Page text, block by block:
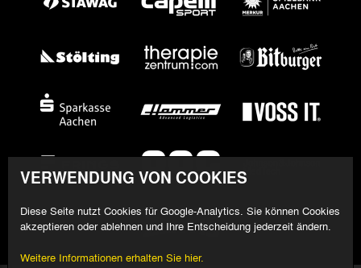
VERWENDUNG VON COOKIES
Diese Seite nutzt Cookies für Google-Analytics. Sie können Cookies
akzeptieren oder ablehnen und Ihre Entscheidung jederzeit ändern.
Weitere Informationen erhalten Sie hier.